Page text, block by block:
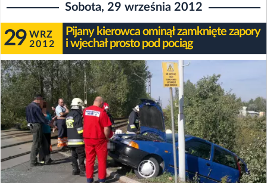
Sobota, 29 września 2012
29 WRZ
2012
Pijany kierowca ominął zamknięte zapory
i wjechał prosto pod pociąg